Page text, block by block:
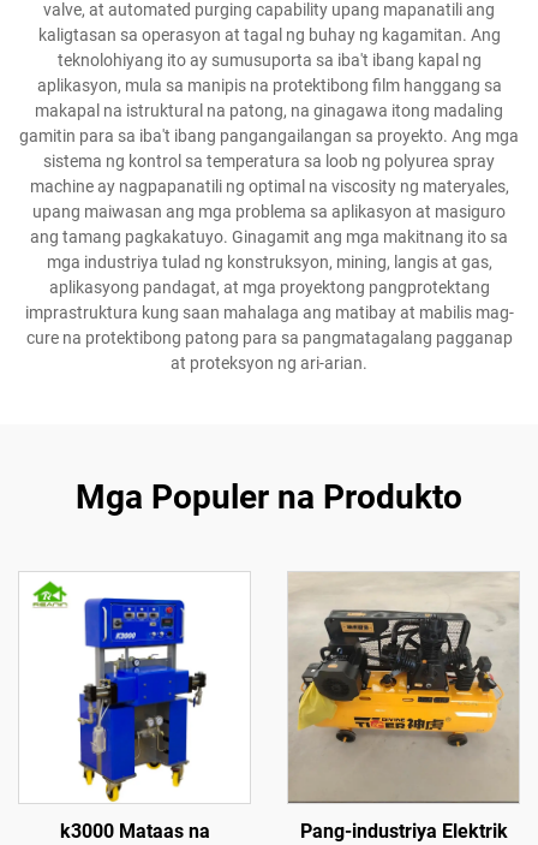
valve, at automated purging capability upang mapanatili ang
kaligtasan sa operasyon at tagal ng buhay ng kagamitan. Ang
teknolohiyang ito ay sumusuporta sa iba't ibang kapal ng
aplikasyon, mula sa manipis na protektibong film hanggang sa
makapal na istruktural na patong, na ginagawa itong madaling
gamitin para sa iba't ibang pangangailangan sa proyekto. Ang mga
sistema ng kontrol sa temperatura sa loob ng polyurea spray
machine ay nagpapanatili ng optimal na viscosity ng materyales,
upang maiwasan ang mga problema sa aplikasyon at masiguro
ang tamang pagkakatuyo. Ginagamit ang mga makitnang ito sa
mga industriya tulad ng konstruksyon, mining, langis at gas,
aplikasyong pandagat, at mga proyektong pangprotektang
imprastruktura kung saan mahalaga ang matibay at mabilis mag-
cure na protektibong patong para sa pangmatagalang pagganap
at proteksyon ng ari-arian.
Mga Populer na Produkto
k3000 Mataas na
Pang-industriya Elektrik